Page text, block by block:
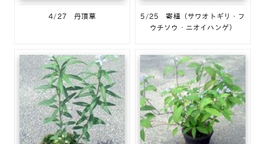
4/27 丹頂草
5/25 寄植（サワオトギリ・フ
ウチソウ・ニオイハンゲ）